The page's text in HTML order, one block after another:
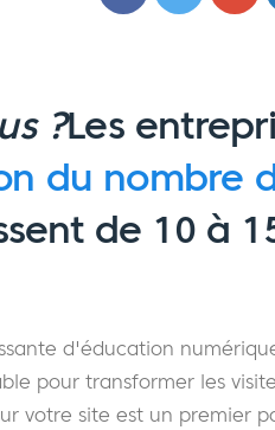
?Les
du nombre
de 10 à
d'éducation
pour transformer les
votre site est un premier